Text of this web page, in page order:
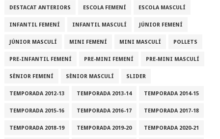
DESTACAT ANTERIORS ESCOLA FEMENÍ ESCOLA MASCULÍ
INFANTIL FEMENÍ INFANTIL MASCULÍ JÚNIOR FEMENÍ
JÚNIOR MASCULÍ MINI FEMENÍ MINI MASCULÍ POLLETS
PRE-INFANTIL FEMENÍ PRE-MINI FEMENÍ PRE-MINI MASCULÍ
SÈNIOR FEMENÍ SÈNIOR MASCULÍ SLIDER
TEMPORADA 2012-13 TEMPORADA 2013-14 TEMPORADA 2014-15
TEMPORADA 2015-16 TEMPORADA 2016-17 TEMPORADA 2017-18
TEMPORADA 2018-19 TEMPORADA 2019-20 TEMPORADA 2020-21